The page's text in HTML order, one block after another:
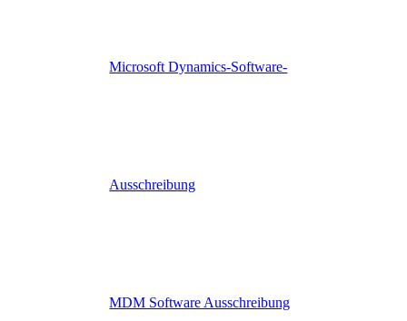
Microsoft Dynamics-Software-
Ausschreibung
MDM Software Ausschreibung